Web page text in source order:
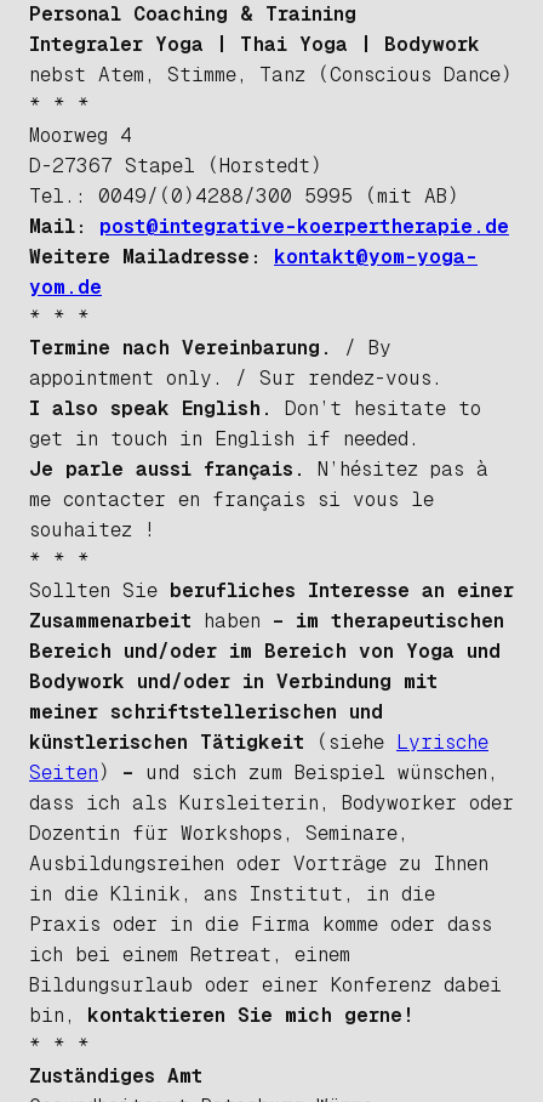
Personal Coaching & Training
Integraler Yoga
Thai Yoga | Bodywork
nebst Atem, Stimme, Tanz (Conscious Dance)
* * *
Moorweg 4
D-27367 Stapel (Horstedt)
Tel.: 0049/(0)4288/300 5995 (mit AB)
Mail: post@integrative-koerpertherapie.de
Weitere Mailadresse: kontakt@yom-yoga-
yom.de
* * *
Termine nach Vereinbarung.
/ By
appointment only. / Sur rendez-vous.
I also speak English. Don’t hesitate to
get in touch in English if needed.
Je parle aussi français. N’hésitez pas à
me contacter en français si vous le
souhaitez !
* * *
Sollten Sie berufliches Interesse an einer
Zusammenarbeit haben – im therapeutischen
Bereich und/oder im Bereich von Yoga und
Bodywork und/oder in Verbindung mit
meiner schriftstellerischen und
künstlerischen Tätigkeit
(siehe Lyrische
Seiten ) – und sich zum Beispiel
wünschen,
dass ich als Kursleiterin, Bodyworker oder
Dozentin für Workshops, Seminare,
Ausbildungsreihen oder Vorträge zu Ihnen
in die Klinik, ans Institut, in die
Praxis oder in die Firma komme oder dass
ich bei einem Retreat, einem
Bildungsurlaub oder einer Konferenz dabei
bin, kontaktieren Sie mich gerne!
* * *
Zuständiges Amt